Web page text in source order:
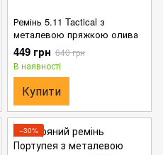
Ремінь 5.11 Tactical з
металевою пряжкою олива
449 грн 640 грн
В наявності
Купити
−30%